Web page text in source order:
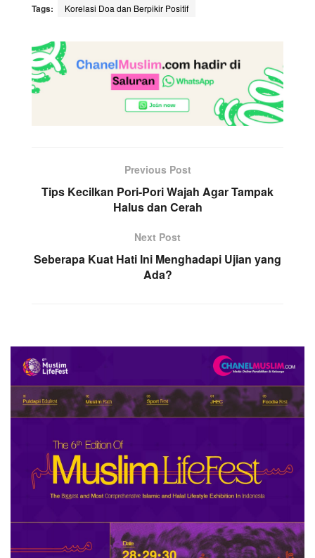
Tags: Korelasi Doa dan Berpikir Positif
Previous Post
Tips Kecilkan Pori-Pori Wajah Agar Tampak
Halus dan Cerah
Next Post
Seberapa Kuat Hati Ini Menghadapi Ujian yang
Ada?